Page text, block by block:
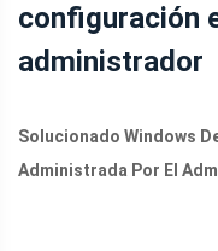
configuración
administrador
Solucionado Windows
Administrada Por El